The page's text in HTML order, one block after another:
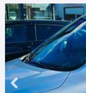
Service & Zubehör
Unser Autohaus
Zurück zur Portalseite